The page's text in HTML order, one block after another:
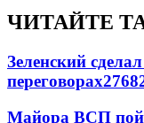
ЧИТАЙТЕ
Зеленский
переговорах
Майора ВСП